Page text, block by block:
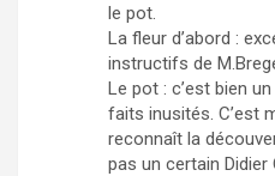
le pot.
La fleur d’abord :
instructifs de
Le pot : c’est bien
faits inusités. C’est
reconnaît la
pas un certain